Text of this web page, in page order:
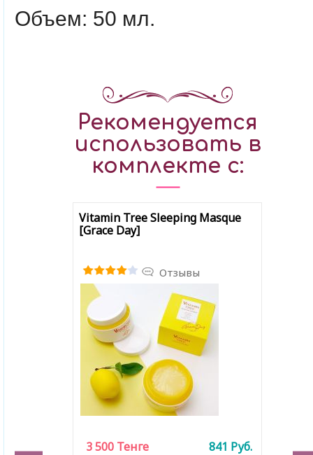
Объем: 50 мл.
Рекомендуется
использовать в
комплекте с:
Vitamin Tree Sleeping Masque
[Grace Day]
Отзывы
3 500 Тенге 841 Руб.